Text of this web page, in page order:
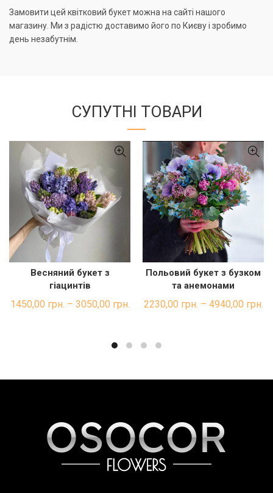
Замовити цей квітковий букет можна на сайті нашого
магазину. Ми з радістю доставимо його по Києву і зробимо
день незабутнім.
СУПУТНІ ТОВАРИ
ШВИДКА ПОКУПКА
Весняний букет з
гіацинтів
1450,00 грн. – 3050,00 грн.
ШВИДКА ПОКУПКА
Польовий букет з бузком
та анемонами
2230,00 грн. – 4940,00 грн.